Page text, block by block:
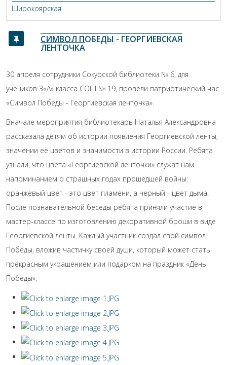
Широкоярская
СИМВОЛ ПОБЕДЫ - ГЕОРГИЕВСКАЯ
ЛЕНТОЧКА
30 апреля сотрудники Сокурской библиотеки № 6, для
учеников 3«А» класса СОШ № 19, провели патриотический час
«Символ Победы - Георгиевская ленточка».
Вначале мероприятия библиотекарь Наталья Александровна
рассказала детям об истории появления Георгиевской ленты,
значении её цветов и значимости в истории России. Ребята
узнали, что цвета «Георгиевской ленточки» служат нам
напоминанием о страшных годах прошедшей войны:
оранжевый цвет - это цвет пламени, а черный - цвет дыма.
После познавательной беседы ребята приняли участие в
мастер-классе по изготовлению декоративной броши в виде
Георгиевской ленты. Каждый участник создал свой символ
Победы, вложив частичку своей души, который может стать
прекрасным украшением или подарком на праздник «День
Победы».